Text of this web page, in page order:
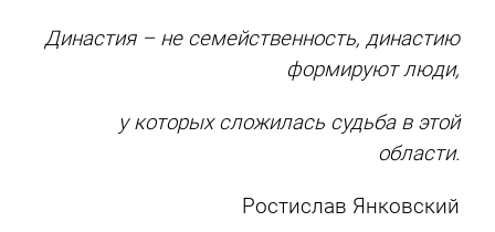
Династия – не семейственность, династию
формируют люди,
у которых сложилась судьба в этой
области.
Ростислав Янковский